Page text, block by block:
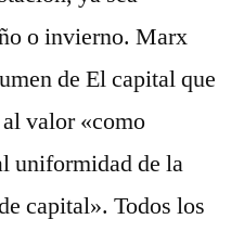
o invierno. Marx
de El capital que
valor «como
uniformidad de la
capital». Todos los